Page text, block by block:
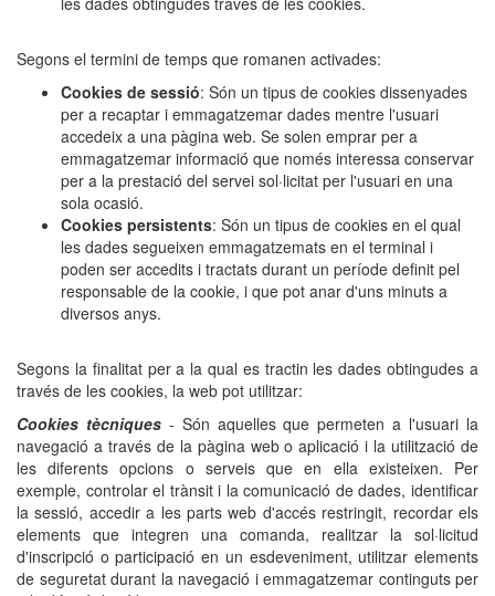
Segons el termini de temps que romanen activades:
Cookies de sessió: Són un tipus de cookies dissenyades
per a recaptar i emmagatzemar dades mentre l'usuari
accedeix a una pàgina web. Se solen emprar per a
emmagatzemar informació que només interessa conservar
per a la prestació del servei sol·licitat per l'usuari en una
sola ocasió.
Cookies persistents: Són un tipus de cookies en el qual
les dades segueixen emmagatzemats en el terminal i
poden ser accedits i tractats durant un període definit pel
responsable de la cookie, i que pot anar d'uns minuts a
diversos anys.
Segons la finalitat per a la qual es tractin les dades obtingudes a
través de les cookies, la web pot utilitzar:
Cookies tècniques- Són aquelles que permeten a l'usuari la
navegació a través de la pàgina web o aplicació i la utilització de
les diferents opcions o serveis que en ella existeixen. Per
exemple, controlar el trànsit i la comunicació de dades, identificar
la sessió, accedir a les parts web d'accés restringit, recordar els
elements que integren una comanda, realitzar la sol·licitud
d'inscripció o participació en un esdeveniment, utilitzar elements
de seguretat durant la navegació i emmagatzemar continguts per